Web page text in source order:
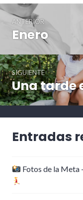
de
entradas
ANTERIOR
Entrada
Enero
SIGUIENTE
Entrada
siguiente:
Una tarde
Entradas
Fotos de la Meta